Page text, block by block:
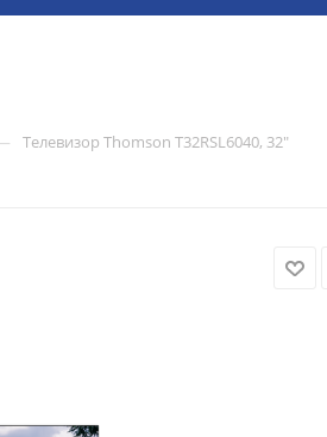
Телевизор Thomson T32RSL6040, 32"